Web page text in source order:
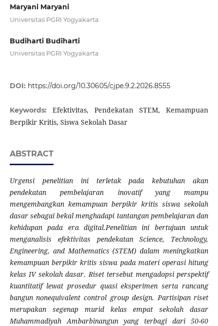
Maryani Maryani
Universitas PGRI Yogyakarta
Budiharti Budiharti
Universitas PGRI Yogyakarta
DOI: https://doi.org/10.30605/cjpe.9.2.2026.8555
Keywords: Efektivitas, Pendekatan STEM, Kemampuan
Berpikir Kritis, Siswa Sekolah Dasar
ABSTRACT
Urgensi penelitian ini terletak pada kebutuhan akan
pendekatan pembelajaran inovatif yang mampu
mengembangkan kemampuan berpikir kritis siswa sekolah
dasar sebagai bekal menghadapi tantangan pembelajaran dan
kehidupan pada era digital.Penelitian ini bertujuan untuk
menganalisis efektivitas pendekatan Science, Technology,
Engineering, and Mathematics (STEM) dalam meningkatkan
kemampuan berpikir kritis siswa pada materi operasi hitung
kelas IV sekolah dasar. Riset tersebut mengadopsi perspektif
kuantitatif lewat prosedur quasi eksperimen serta rancang
bangun nonequivalent control group design. Partisipan riset
merupakan segenap murid kelas empat sekolah dasar
Muhammadiyah Ambarbinangun yang terbagi dari 50-60